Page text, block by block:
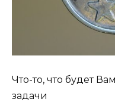
Что-то, что будет
задачи